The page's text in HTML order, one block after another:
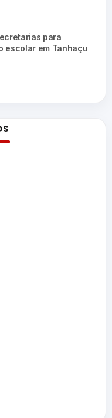
para
escolar em Tanhaçu